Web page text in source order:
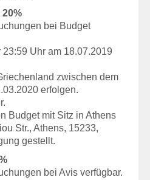
bei Budget
Uhr am 18.07.2019
zwischen dem
erfolgen.
Budget mit Sitz in Athens
Str., Athens, 15233,
gestellt.
bei Avis verfügbar.